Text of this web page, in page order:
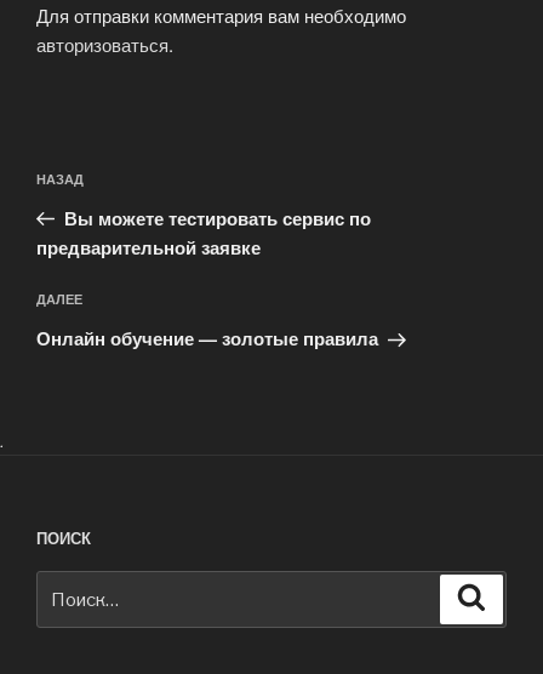
Для отправки комментария вам необходимо
авторизоваться.
по
записям
Предыдущая
запись:
НАЗАД
Вы можете тестировать сервис по
предварительной заявке
Следующая
запись
ДАЛЕЕ
Онлайн обучение — золотые правила
.
ПОИСК